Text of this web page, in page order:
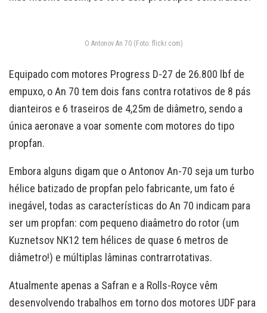
O Antonov An 70 (Foto: flickr.com)
Equipado com motores Progress D-27 de 26.800 lbf de
empuxo, o An 70 tem dois fans contra rotativos de 8 pás
dianteiros e 6 traseiros de 4,25m de diâmetro, sendo a
única aeronave a voar somente com motores do tipo
propfan.
Embora alguns digam que o Antonov An-70 seja um turbo
hélice batizado de propfan pelo fabricante, um fato é
inegável, todas as características do An 70 indicam para
ser um propfan: com pequeno diaâmetro do rotor (um
Kuznetsov NK12 tem hélices de quase 6 metros de
diâmetro!) e múltiplas lâminas contrarrotativas.
Atualmente apenas a Safran e a Rolls-Royce vêm
desenvolvendo trabalhos em torno dos motores UDF para